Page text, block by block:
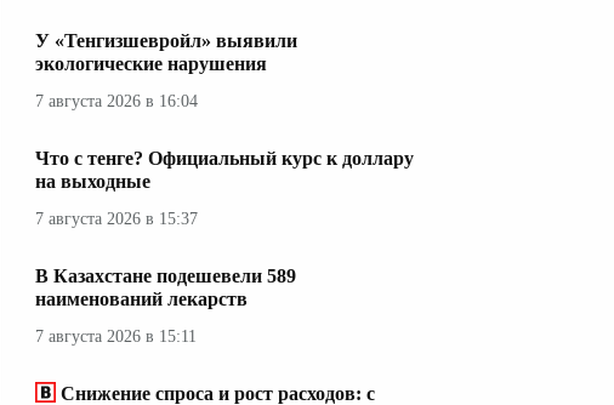
У «Тенгизшевройл» выявили
экологические нарушения
7 августа 2026 в 16:04
Что с тенге? Официальный курс к доллару
на выходные
7 августа 2026 в 15:37
В Казахстане подешевели 589
наименований лекарств
7 августа 2026 в 15:11
Снижение спроса и рост расходов: с